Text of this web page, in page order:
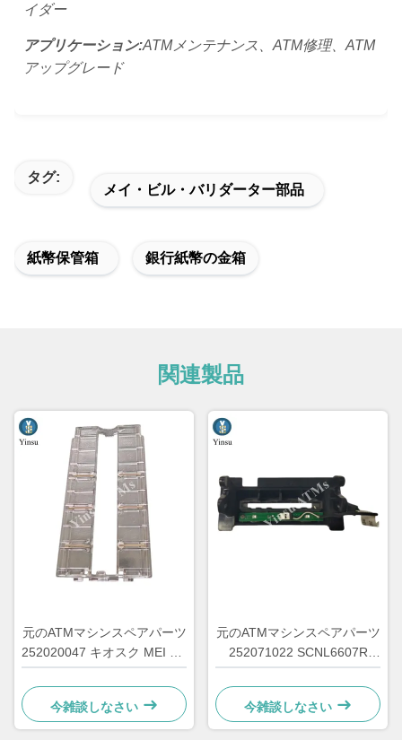
イダー
アプリケーション:ATMメンテナンス、ATM修理、ATM
アップグレード
タグ:
メイ・ビル・バリダーター部品
紙幣保管箱 銀行紙幣の金箱
関連製品
元のATMマシンスペアパーツ
252020047 キオスク MEI SC
提前 紙幣請求書の検証カバ
ー ASSY 252020047 SC
MEIATM
今雑談しなさい
元のATMマシンスペアパーツ
252071022 SCNL6607R
RS232 MEI 銀行券輸入検証
機 252071022 SCNL6607R
MEI ATM
今雑談しなさい